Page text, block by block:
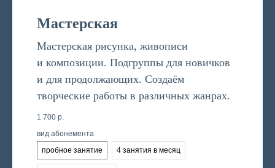
Мастерская
Мастерская рисунка, живописи
и композиции. Подгруппы для новичков
и для продолжающих. Создаём
творческие работы в различных жанрах.
1 700 р.
вид абонемента
пробное занятие
4 занятия в месяц